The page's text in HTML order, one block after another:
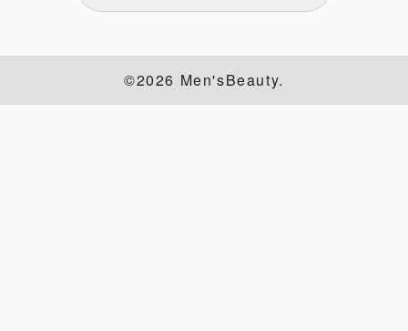
©2026 Men'sBeauty.